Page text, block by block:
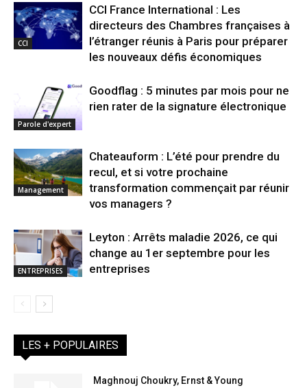
CCI
CCI France International : Les
directeurs des Chambres françaises à
l’étranger réunis à Paris pour préparer
les nouveaux défis économiques
Parole d'expert
Goodflag : 5 minutes par mois pour ne
rien rater de la signature électronique
Management
Chateauform : L’été pour prendre du
recul, et si votre prochaine
transformation commençait par réunir
vos managers ?
ENTREPRISES
Leyton : Arrêts maladie 2026, ce qui
change au 1er septembre pour les
entreprises
LES + POPULAIRES
Maghnouj Choukry, Ernst & Young